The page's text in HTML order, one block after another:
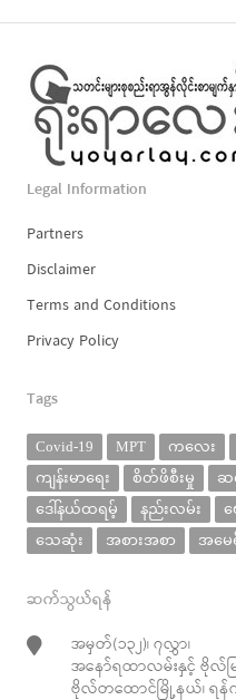
Legal Information
Partners
Disclaimer
Terms and Conditions
Privacy Policy
Tags
Covid-19 MPT ကလေး
ကျန်းမာရေး
စိတ်ဖိစီးမှု ဆ
ဒေါ်နယ်ထရမ့်
နည်းလမ်း ဗ
သေဆုံး
အစားအစာ အမ
ဆက်သွယ်ရန်
အမှတ်(၁၃၂)၊ ၇လွှာ၊
အနော်ရထာလမ်းနှင့် ဗိုလ်
ဗိုလ်တထောင်မြို့နယ်၊ ရန်